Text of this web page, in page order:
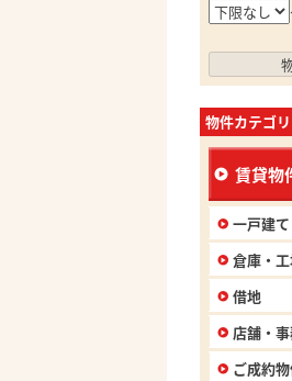
物件カテゴリ
賃貸物
一戸建
倉庫・
借地
店舗・
ご成約